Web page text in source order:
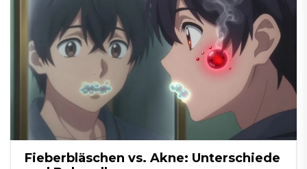
Fieberbläschen vs. Akne: Unterschiede